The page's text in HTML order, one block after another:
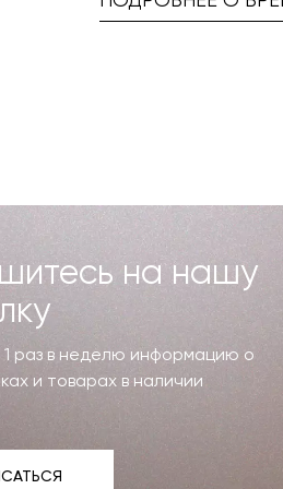
на нашу
1 раз в неделю информацию о
и товарах в наличии